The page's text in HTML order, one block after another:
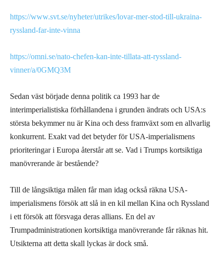
https://www.svt.se/nyheter/utrikes/lovar-mer-stod-till-ukraina-
ryssland-far-inte-vinna
https://omni.se/nato-chefen-kan-inte-tillata-att-ryssland-
vinner/a/0GMQ3M
Sedan väst började denna politik ca 1993 har de
interimperialistiska förhållandena i grunden ändrats och USA:s
största bekymmer nu är Kina och dess framväxt som en allvarlig
konkurrent. Exakt vad det betyder för USA-imperialismens
prioriteringar i Europa återstår att se. Vad i Trumps kortsiktiga
manövrerande är bestående?
Till de långsiktiga målen får man idag också räkna USA-
imperialismens försök att slå in en kil mellan Kina och Ryssland
i ett försök att försvaga deras allians. En del av
Trumpadministrationen kortsiktiga manövrerande får räknas hit.
Utsikterna att detta skall lyckas är dock små.